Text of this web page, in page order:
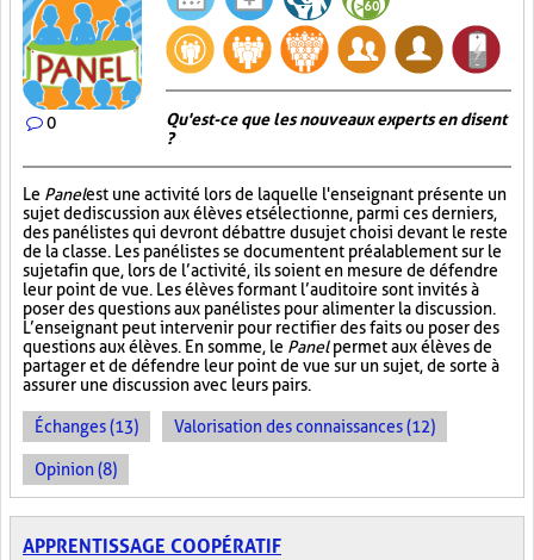
0
Qu'est-ce que les nouveaux experts en disent
?
Le Panelest une activité lors de laquelle l'enseignant présente un
sujet de discussion aux élèves et sélectionne, parmi ces derniers,
des panélistes qui devront débattre du sujet choisi devant le reste
de la classe. Les panélistes se documentent préalablement sur le
sujet afin que, lors de l’activité, ils soient en mesure de défendre
leur point de vue. Les élèves formant l’auditoire sont invités à
poser des questions aux panélistes pour alimenter la discussion.
L’enseignant peut intervenir pour rectifier des faits ou poser des
questions aux élèves. En somme, le Panelpermet aux élèves de
partager et de défendre leur point de vue sur un sujet, de sorte à
assurer une discussion avec leurs pairs.
Échanges (13) Valorisation des connaissances (12)
Opinion (8)
APPRENTISSAGE COOPÉRATIF